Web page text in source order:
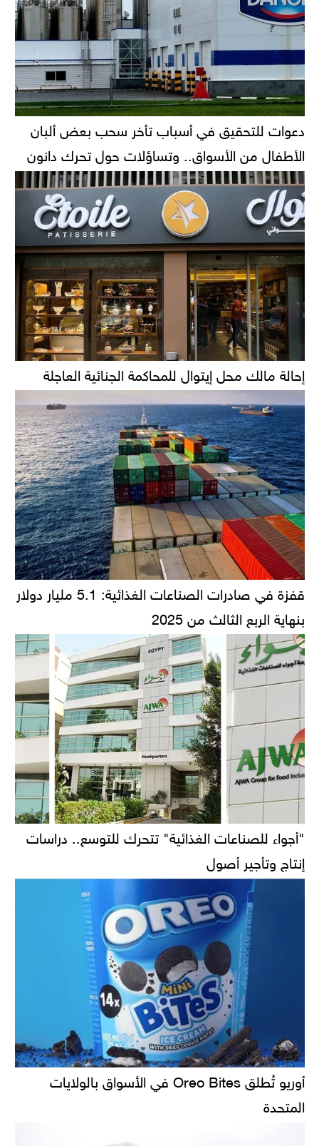
دعوات للتحقيق في أسباب تأخر سحب بعض ألبان
الأطفال من الأسواق.. وتساؤلات حول تحرك دانون
إحالة مالك محل إيتوال للمحاكمة الجنائية العاجلة
قفزة في صادرات الصناعات الغذائية: 5.1 مليار دولار
بنهاية الربع الثالث من 2025
"أجواء للصناعات الغذائية" تتحرك للتوسع.. دراسات
إنتاج وتأجير أصول
أوريو تُطلق Oreo Bites في الأسواق بالولايات
المتحدة